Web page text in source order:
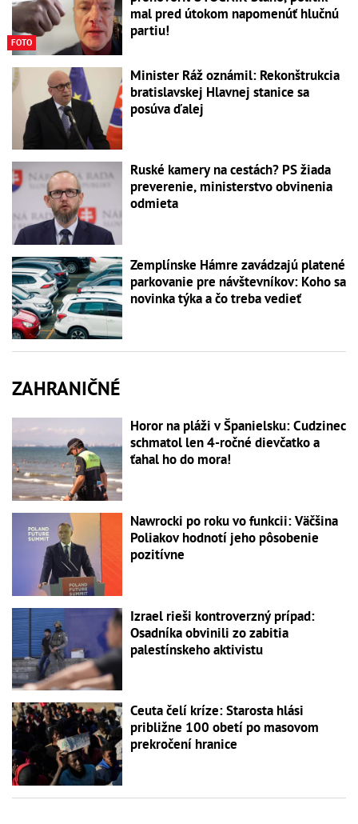
FOTO
mal pred útokom napomenúť hlučnú
partiu!
Minister Ráž oznámil: Rekonštrukcia
bratislavskej Hlavnej stanice sa
posúva ďalej
Ruské kamery na cestách? PS žiada
preverenie, ministerstvo obvinenia
odmieta
Zemplínske Hámre zavádzajú platené
parkovanie pre návštevníkov: Koho sa
novinka týka a čo treba vedieť
ZAHRANIČNÉ
Horor na pláži v Španielsku: Cudzinec
schmatol len 4-ročné dievčatko a
ťahal ho do mora!
Nawrocki po roku vo funkcii: Väčšina
Poliakov hodnotí jeho pôsobenie
pozitívne
Izrael rieši kontroverzný prípad:
Osadníka obvinili zo zabitia
palestínskeho aktivistu
Ceuta čelí kríze: Starosta hlási
približne 100 obetí po masovom
prekročení hranice